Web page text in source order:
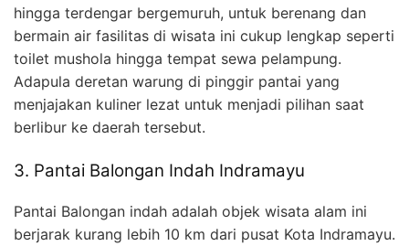
hingga terdengar bergemuruh, untuk berenang dan
bermain air fasilitas di wisata ini cukup lengkap seperti
toilet mushola hingga tempat sewa pelampung.
Adapula deretan warung di pinggir pantai yang
menjajakan kuliner lezat untuk menjadi pilihan saat
berlibur ke daerah tersebut.
3. Pantai Balongan Indah Indramayu
Pantai Balongan indah adalah objek wisata alam ini
berjarak kurang lebih 10 km dari pusat Kota Indramayu.